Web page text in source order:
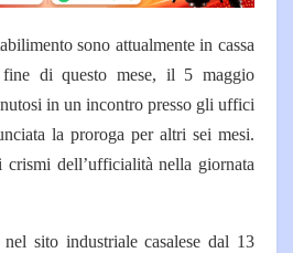
sono attualmente in cassa
di questo mese, il 5 maggio
in un incontro presso gli uffici
la proroga per altri sei mesi.
dell’ufficialità nella giornata
sito industriale casalese dal 13